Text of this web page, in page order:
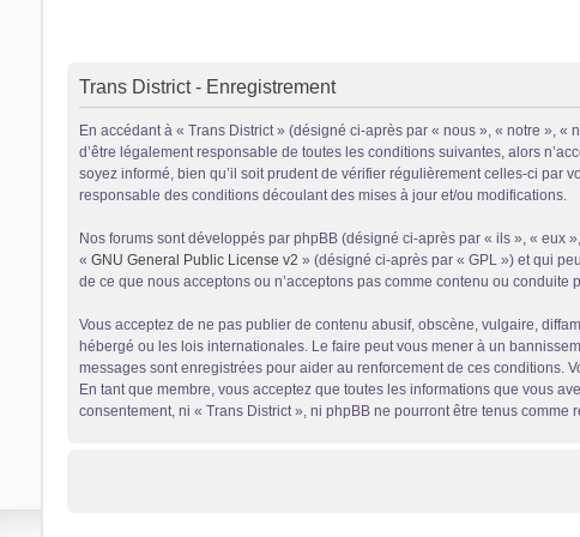
Trans District - Enregistrement
En accédant à « Trans District » (désigné ci-après par « nous », « notre », «
d’être légalement responsable de toutes les conditions suivantes, alors
soyez informé, bien qu’il soit prudent de vérifier régulièrement celles-ci par
responsable des conditions découlant des mises à jour et/ou modifications.
Nos forums sont développés par phpBB (désigné ci-après par « ils », « eux
« GNU General Public License v2 » (désigné ci-après par « GPL ») et qui
de ce que nous acceptons ou n’acceptons pas comme contenu ou
Vous acceptez de ne pas publier de contenu abusif, obscène, vulgaire,
hébergé ou les lois internationales. Le faire peut vous mener à un
messages sont enregistrées pour aider au renforcement de ces conditions.
En tant que membre, vous acceptez que toutes les informations que vous
consentement, ni « Trans District », ni phpBB ne pourront être tenus